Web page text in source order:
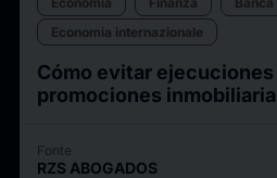
Economia internazionale
Cómo evitar
promociones
Fonte
RZS ABOGADOS